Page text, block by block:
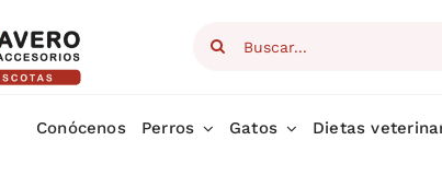
Search
Conócenos Perros Gatos Dietas